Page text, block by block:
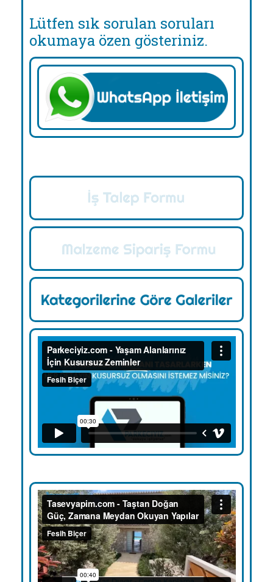
Lütfen sık sorulan soruları
okumaya özen gösteriniz.